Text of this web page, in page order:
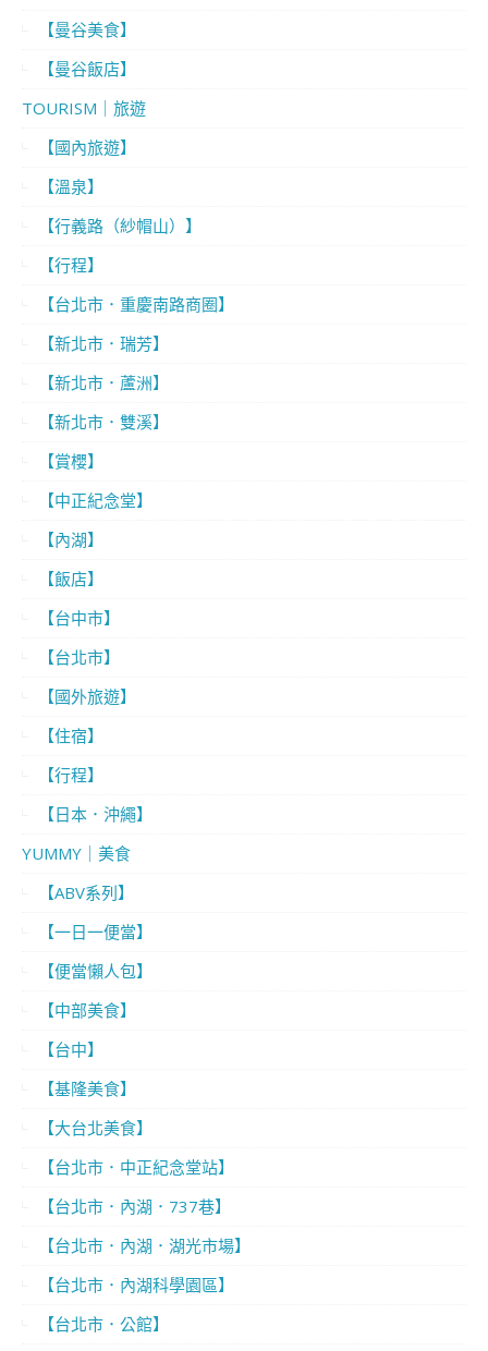
【曼谷美食】
【曼谷飯店】
TOURISM｜旅遊
【國內旅遊】
【溫泉】
【行義路（紗帽山）】
【行程】
【台北市．重慶南路商圈】
【新北市．瑞芳】
【新北市．蘆洲】
【新北市．雙溪】
【賞櫻】
【中正紀念堂】
【內湖】
【飯店】
【台中市】
【台北市】
【國外旅遊】
【住宿】
【行程】
【日本．沖繩】
YUMMY｜美食
【ABV系列】
【一日一便當】
【便當懶人包】
【中部美食】
【台中】
【基隆美食】
【大台北美食】
【台北市．中正紀念堂站】
【台北市．內湖．737巷】
【台北市．內湖．湖光市場】
【台北市．內湖科學園區】
【台北市．公館】